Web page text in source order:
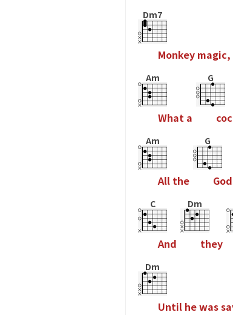
Dm7
Monkey magic,
Am
What a
G
coc
Am
All the
G
God
C
And
Dm
they
Dm
Until hewassa